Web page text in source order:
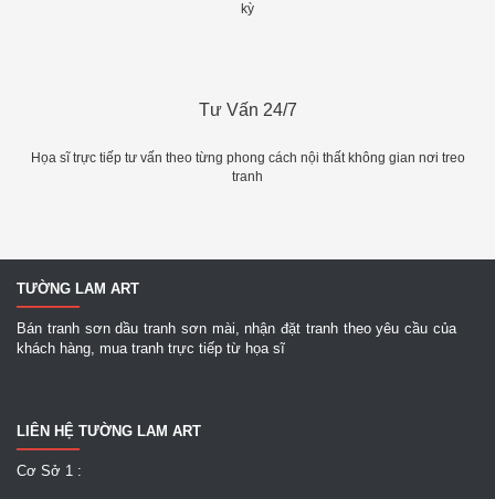
kỳ
Tư Vấn 24/7
Họa sĩ trực tiếp tư vấn theo từng phong cách nội thất không gian nơi treo
tranh
TƯỜNG LAM ART
Bán tranh sơn dầu tranh sơn mài, nhận đặt tranh theo yêu cầu của
khách hàng, mua tranh trực tiếp từ họa sĩ
LIÊN HỆ TƯỜNG LAM ART
Cơ Sở 1 :